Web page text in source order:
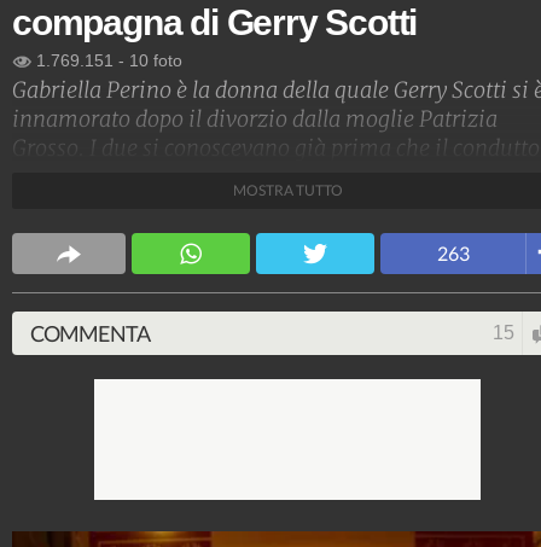
compagna di Gerry Scotti
1.769.151 - 10 foto
Gabriella Perino è la donna della quale Gerry Scotti si
innamorato dopo il divorzio dalla moglie Patrizia
Grosso. I due si conoscevano già prima che il
rispettivi figli sono stati compagni di scuola.
4.053.342.039-9.454 video-76.076 foto
MOSTRA TUTTO
263
COMMENTA 15